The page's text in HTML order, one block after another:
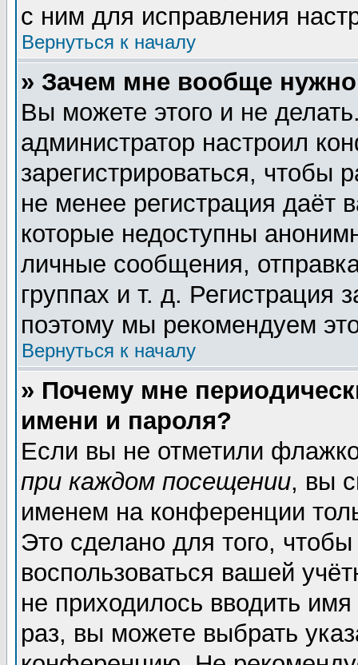
с ним для исправления
Вернуться к началу
» Зачем мне вообще нужно
Вы можете этого и не
администратор настроил
зарегистрироваться,
не менее регистрация даёт
которые недоступны
личные сообщения,
группах и т. д. Регистрация
поэтому мы рекомендуем
Вернуться к началу
» Почему мне
имени и пароля?
Если вы не отметили
при каждом посещении, вы
именем на конференции
Это сделано для того, чтобы
воспользоваться вашей
не приходилось вводить
раз, вы можете выбрать